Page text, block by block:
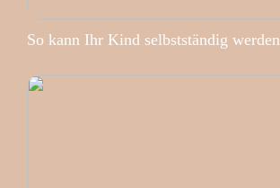
So kann Ihr Kind selbstständig werden